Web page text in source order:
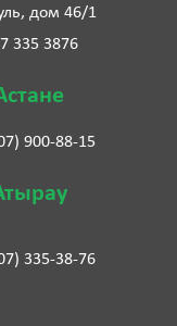
дом 46/1
335 3876
900-88-15
335-38-76